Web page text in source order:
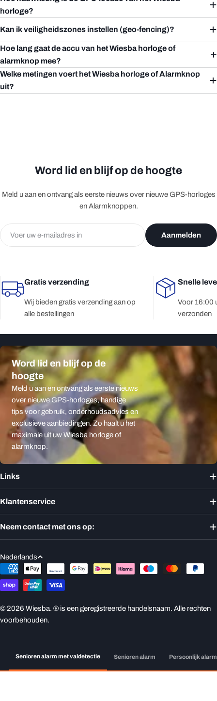
horloge?
Kan ik veiligheidszones instellen (geo-fencing)?
Hoe lang gaat de accu van het Wiesba horloge of
alarmknop mee?
Welke metingen voert het Wiesba horloge of Alarmknop
uit?
Word lid en blijf op de hoogte
Meld u aan en ontvang als eerste nieuws over nieuwe GPS-horloges
en Alarmknoppen.
E-
mail
Aanmelden
Gratis verzending
Wij bieden gratis verzending aan op
alle bestellingen
Snelle
Voor 16:00
verzonden
Word lid en blijf op de
hoogte
Meld u aan en ontvang als eerste nieuws
over nieuwe GPS-horloges, handige
tips voor gebruik, onderhoudsadvies en
exclusieve aanbiedingen. Zo haalt u het
maximale uit uw Wiesba horloge of
alarmknop.
Links
Klantenservice
Neem contact met ons op:
T
a
l
Nederlands
Betaalmethoden
© 2026 Wiesba. ® is een geregistreerde handelsnaam. Alle rechten
voorbehouden.
Senioren alarm met valdetectie Senioren alarm Persoonlijk